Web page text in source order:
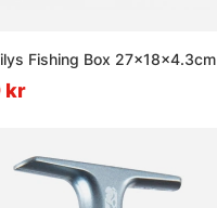
Fishing Box 27x18x4.3cm
kr